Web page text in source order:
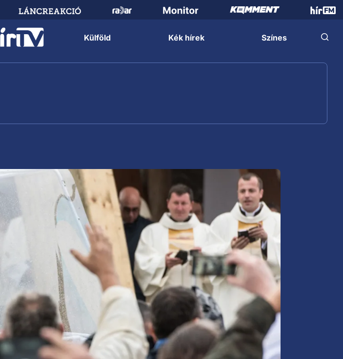
Külföld Kék hírek Színes